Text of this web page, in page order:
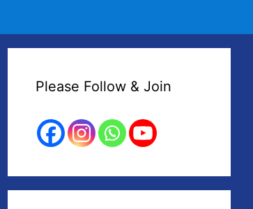
Please Follow & Join